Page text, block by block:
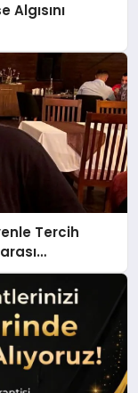
Algısını
Tercih